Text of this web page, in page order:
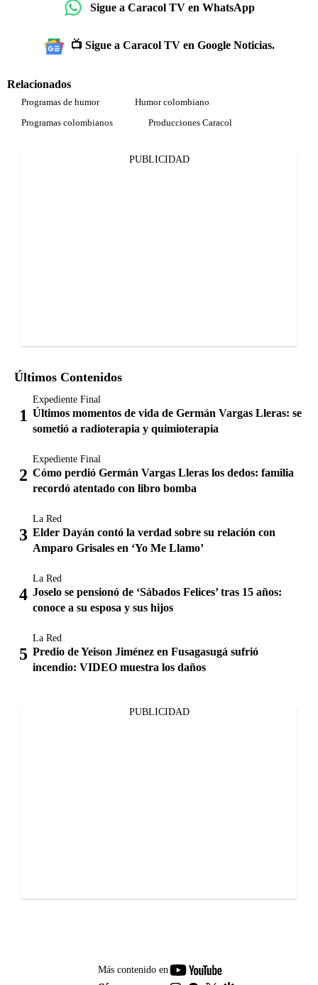
Sigue a Caracol TV en WhatsApp
📺 Sigue a Caracol TV en Google Noticias.
Relacionados
Programas de humor
Humor colombiano
Programas colombianos
Producciones Caracol
PUBLICIDAD
Últimos Contenidos
Expediente Final
Últimos momentos de vida de Germán Vargas Lleras: se
sometió a radioterapia y quimioterapia
Expediente Final
Cómo perdió Germán Vargas Lleras los dedos: familia
recordó atentado con libro bomba
La Red
Elder Dayán contó la verdad sobre su relación con
Amparo Grisales en ‘Yo Me Llamo’
La Red
Joselo se pensionó de ‘Sábados Felices’ tras 15 años:
conoce a su esposa y sus hijos
La Red
Predio de Yeison Jiménez en Fusagasugá sufrió
incendio: VIDEO muestra los daños
PUBLICIDAD
Más contenido en
youtube-